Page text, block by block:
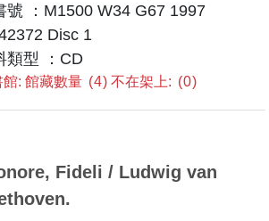
號 ：M1500 W34 G67 1997
Disc 1
類型 ：CD
館: 館藏數量 4 不在架上: 0
Fideli / Ludwig van